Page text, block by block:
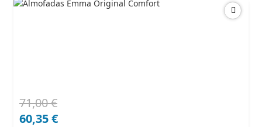
Melhor
71,00€
O
preço
60,35€
O
preço